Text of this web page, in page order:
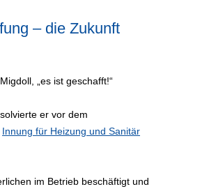
– die Zukunft
„es ist geschafft!“
er vor dem
Innung für Heizung und Sanitär
im Betrieb beschäftigt und